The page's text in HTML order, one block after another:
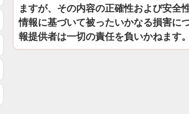
ますが、その内容の正確性および安全
情報に基づいて被ったいかなる損害に
報提供者は一切の責任を負いかねます。